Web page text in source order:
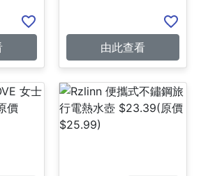
由此查看